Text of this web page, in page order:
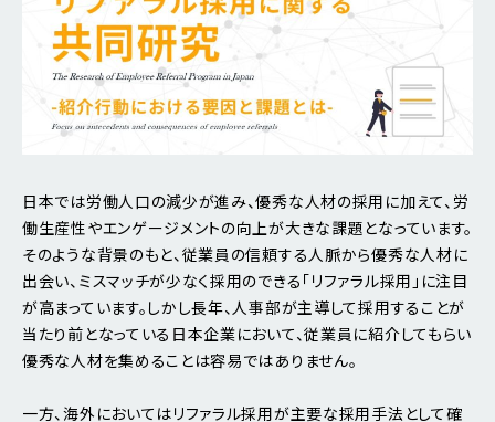
日本では労働人口の減少が進み、優秀な人材の採用に加えて、労
働生産性やエンゲージメントの向上が大きな課題となっています。
そのような背景のもと、従業員の信頼する人脈から優秀な人材に
出会い、ミスマッチが少なく採用のできる「リファラル採用」に注目
が高まっています。しかし長年、人事部が主導して採用することが
当たり前となっている日本企業において、従業員に紹介してもらい
優秀な人材を集めることは容易ではありません。
一方、海外においてはリファラル採用が主要な採用手法として確